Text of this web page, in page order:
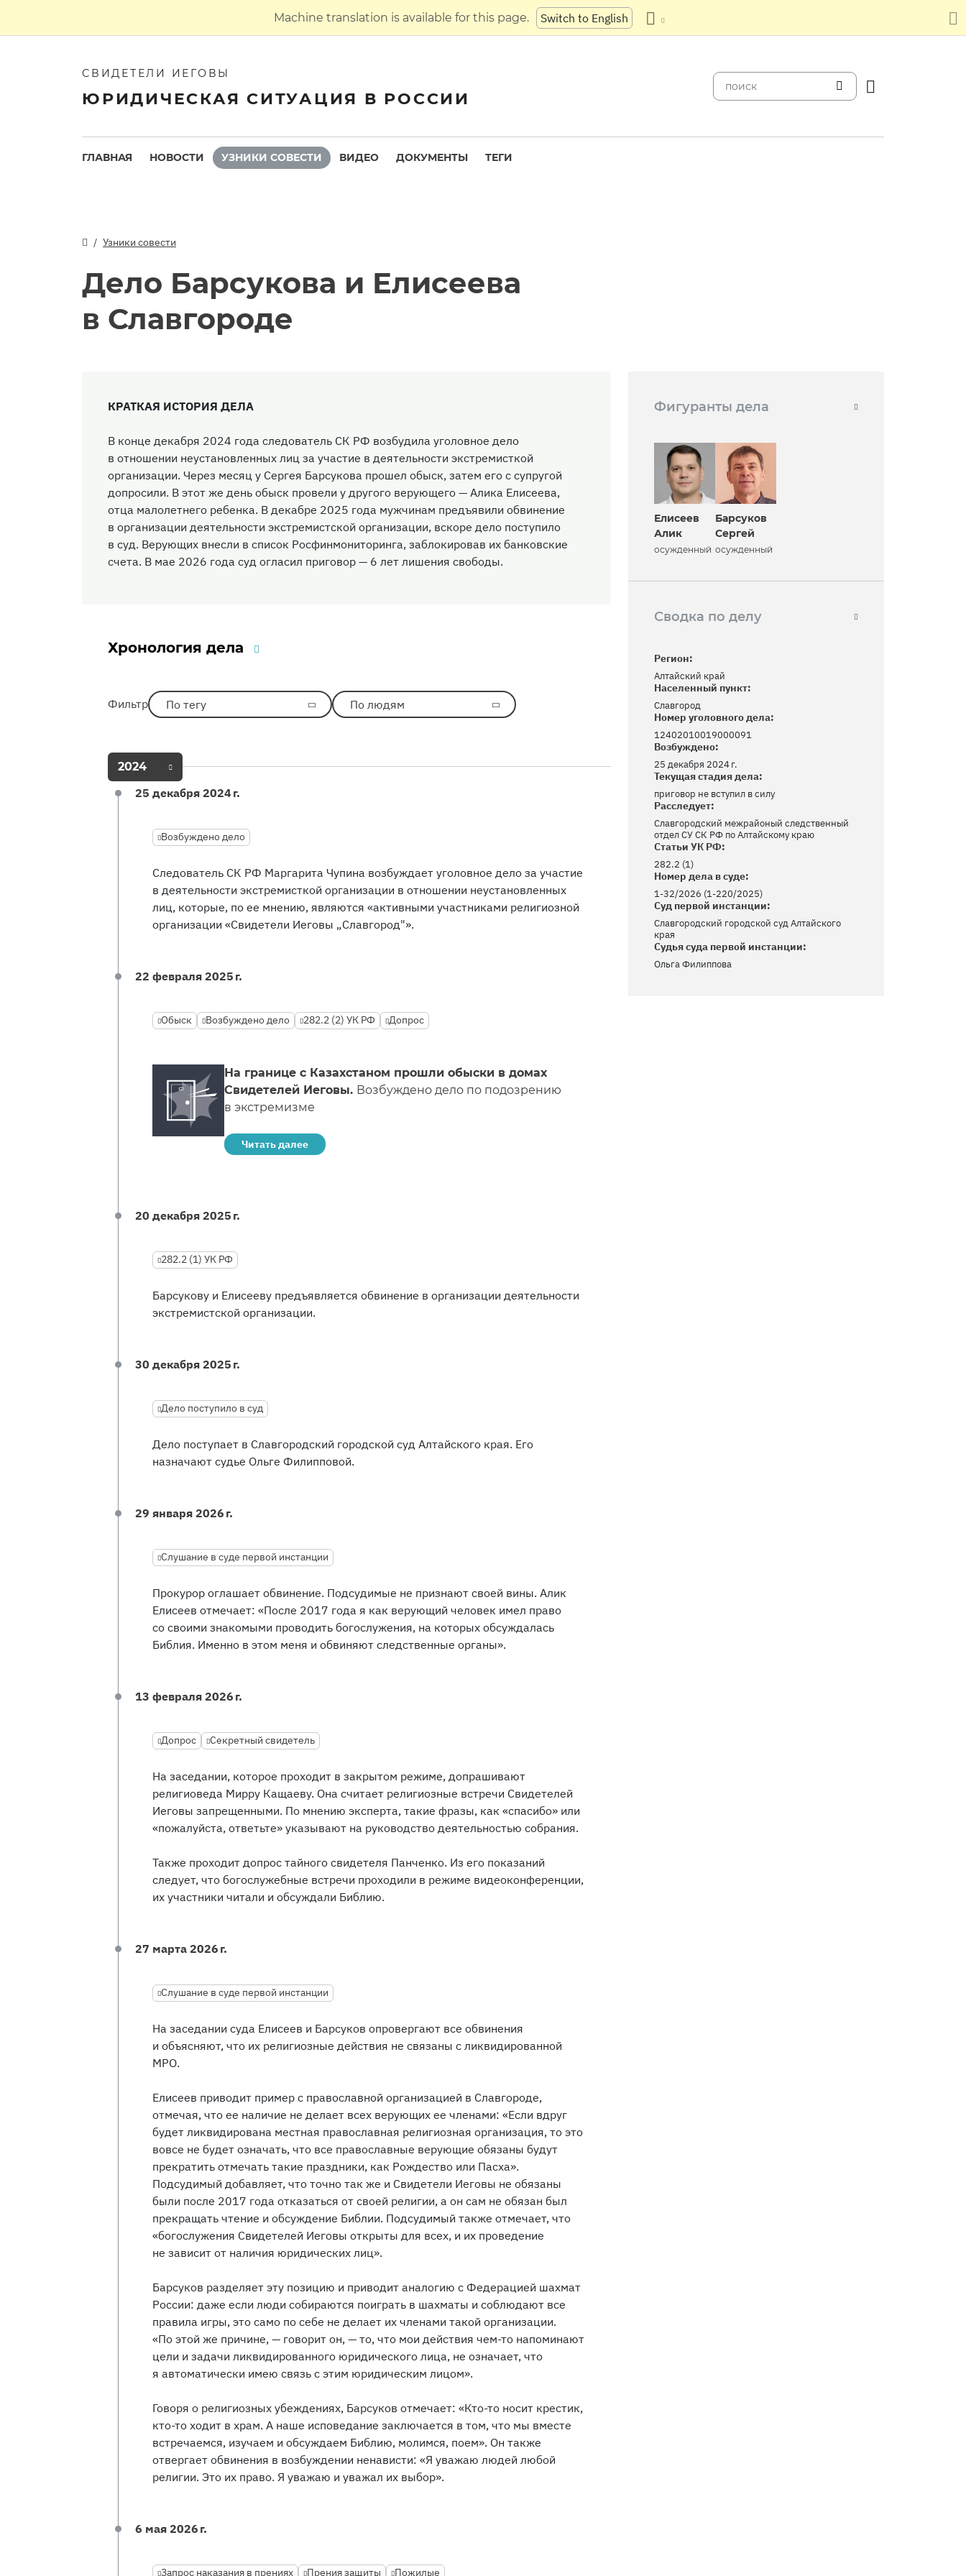
Machine translation is available for this page. Switch to English
СВИДЕТЕЛИ ИЕГОВЫ
ЮРИДИЧЕСКАЯ СИТУАЦИЯ В РОССИИ
ГЛАВНАЯ НОВОСТИ УЗНИКИ СОВЕСТИ ВИДЕО ДОКУМЕНТЫ ТЕГИ
Узники совести
Дело Барсукова и Елисеева
в Славгороде
КРАТКАЯ ИСТОРИЯ ДЕЛА
В конце декабря 2024 года следователь СК РФ возбудила уголовное дело
в отношении неустановленных лиц за участие в деятельности экстремисткой
организации. Через месяц у Сергея Барсукова прошел обыск, затем его с супругой
допросили. В этот же день обыск провели у другого верующего — Алика Елисеева,
отца малолетнего ребенка. В декабре 2025 года мужчинам предъявили обвинение
в организации деятельности экстремистской организации, вскоре дело поступило
в суд. Верующих внесли в список Росфинмониторинга, заблокировав их банковские
счета. В мае 2026 года суд огласил приговор — 6 лет лишения свободы.
Хронология дела
Фильтр По тегу По людям
2024
25 декабря 2024 г.
Возбуждено дело
Следователь СК РФ Маргарита Чупина возбуждает уголовное дело за участие
в деятельности экстремисткой организации в отношении неустановленных
лиц, которые, по ее мнению, являются «активными участниками религиозной
организации «Свидетели Иеговы „Славгород"».
22 февраля 2025 г.
Обыск Возбуждено дело 282.2 (2) УК РФ Допрос
На границе с Казахстаном прошли обыски в домах
Свидетелей Иеговы. Возбуждено дело по подозрению
в экстремизме
Читать далее
20 декабря 2025 г.
282.2 (1) УК РФ
Барсукову и Елисееву предъявляется обвинение в организации деятельности
экстремистской организации.
30 декабря 2025 г.
Дело поступило в суд
Дело поступает в Славгородский городской суд Алтайского края. Его
назначают судье Ольге Филипповой.
29 января 2026 г.
Слушание в суде первой инстанции
Прокурор оглашает обвинение. Подсудимые не признают своей вины. Алик
Елисеев отмечает: «После 2017 года я как верующий человек имел право
со своими знакомыми проводить богослужения, на которых обсуждалась
Библия. Именно в этом меня и обвиняют следственные органы».
13 февраля 2026 г.
Допрос Секретный свидетель
На заседании, которое проходит в закрытом режиме, допрашивают
религиоведа Мирру Кащаеву. Она считает религиозные встречи Свидетелей
Иеговы запрещенными. По мнению эксперта, такие фразы, как «спасибо» или
«пожалуйста, ответьте» указывают на руководство деятельностью собрания.
Также проходит допрос тайного свидетеля Панченко. Из его показаний
следует, что богослужебные встречи проходили в режиме видеоконференции,
их участники читали и обсуждали Библию.
27 марта 2026 г.
Слушание в суде первой инстанции
На заседании суда Елисеев и Барсуков опровергают все обвинения
и объясняют, что их религиозные действия не связаны с ликвидированной
МРО.
Елисеев приводит пример с православной организацией в Славгороде,
отмечая, что ее наличие не делает всех верующих ее членами: «Если вдруг
будет ликвидирована местная православная религиозная организация, то это
вовсе не будет означать, что все православные верующие обязаны будут
прекратить отмечать такие праздники, как Рождество или Пасха».
Подсудимый добавляет, что точно так же и Свидетели Иеговы не обязаны
были после 2017 года отказаться от своей религии, а он сам не обязан был
прекращать чтение и обсуждение Библии. Подсудимый также отмечает, что
«богослужения Свидетелей Иеговы открыты для всех, и их проведение
не зависит от наличия юридических лиц».
Барсуков разделяет эту позицию и приводит аналогию с Федерацией шахмат
России: даже если люди собираются поиграть в шахматы и соблюдают все
правила игры, это само по себе не делает их членами такой организации.
«По этой же причине, — говорит он, — то, что мои действия чем-то напоминают
цели и задачи ликвидированного юридического лица, не означает, что
я автоматически имею связь с этим юридическим лицом».
Говоря о религиозных убеждениях, Барсуков отмечает: «Кто-то носит крестик,
кто-то ходит в храм. А наше исповедание заключается в том, что мы вместе
встречаемся, изучаем и обсуждаем Библию, молимся, поем». Он также
отвергает обвинения в возбуждении ненависти: «Я уважаю людей любой
религии. Это их право. Я уважаю и уважал их выбор».
6 мая 2026 г.
Запрос наказания в прениях Прения защиты Пожилые
Фигуранты дела
Елисеев
Алик
осужденный
Барсуков
Сергей
осужденный
Сводка по делу
Регион:
Алтайский край
Населенный пункт:
Славгород
Номер уголовного дела:
12402010019000091
Возбуждено:
25 декабря 2024 г.
Текущая стадия дела:
приговор не вступил в силу
Расследует:
Славгородский межрайоный следственный
отдел СУ СК РФ по Алтайскому краю
Статьи УК РФ:
282.2 (1)
Номер дела в суде:
1-32/2026 (1-220/2025)
Суд первой инстанции:
Славгородский городской суд Алтайского
края
Судья суда первой инстанции:
Ольга Филиппова